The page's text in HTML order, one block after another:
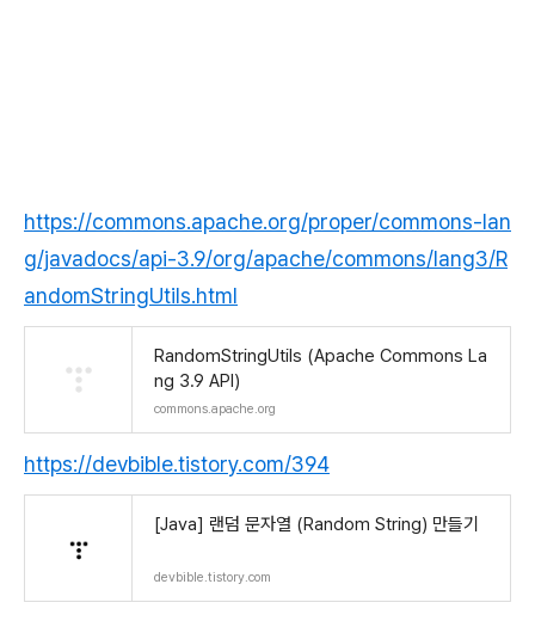
https://commons.apache.org/proper/commons-lan
g/javadocs/api-3.9/org/apache/commons/lang3/R
andomStringUtils.html
RandomStringUtils (Apache Commons La
ng 3.9 API)
commons.apache.org
https://devbible.tistory.com/394
[Java] 랜덤 문자열 (Random String) 만들기
devbible.tistory.com